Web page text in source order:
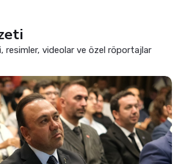
resimler, videolar ve özel röportajlar